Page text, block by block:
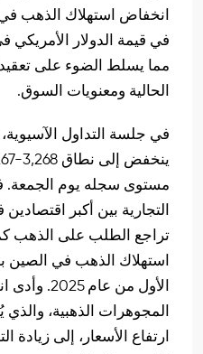
انخفاض استهلاك الذهب في
في قيمة الدولار الأمريكي
مما يسلط الضوء على
الحالية ومعنويات السوق.
مستوى سجله يوم الجمعة.
التجارية بين أكبر
تراجع الطلب على الذهب
الأول من
المجوهرات الذهبية،
ارتفاع الأسعار، إلى